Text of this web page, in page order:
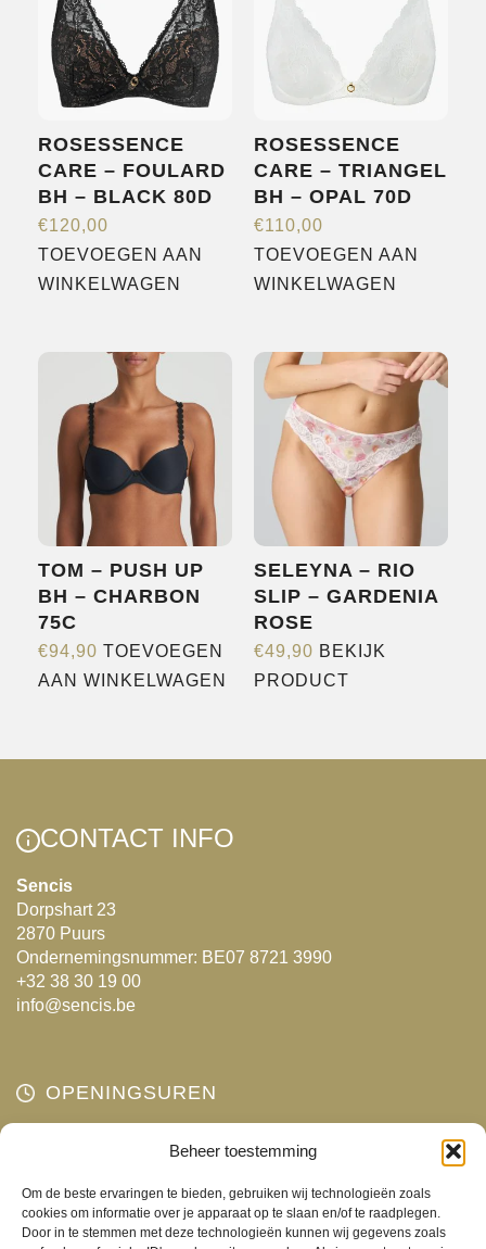
Beheer toestemming
Om de beste ervaringen te bieden, gebruiken wij technologieën zoals
cookies om informatie over je apparaat op te slaan en/of te raadplegen.
Door in te stemmen met deze technologieën kunnen wij gegevens zoals
CONTACT
ROSESSENCE
CARE – FOULARD
BH – BLACK 80D
€120,00
TOEVOEGEN AAN
WINKELWAGEN
ROSESSENCE
CARE – TRIANGEL
BH – OPAL 70D
€110,00
TOEVOEGEN AAN
WINKELWAGEN
TOM – PUSH UP
BH – CHARBON
75C
€94,90 TOEVOEGEN
AAN WINKELWAGEN
SELEYNA – RIO
SLIP – GARDENIA
ROSE
€49,90 BEKIJK
PRODUCT
meerdere
CONTACT INFO
Sencis
Dorpshart 23
2870 Puurs
Ondernemingsnummer: BE07 8721 3990
+32 38 30 19 00
info@sencis.be
OPENINGSUREN
Gesloten
Woensdag
10:00 - 18:00
Donderdag
10:00 - 18:00